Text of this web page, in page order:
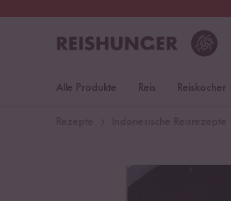
Alle Produkte Reis Reiskocher